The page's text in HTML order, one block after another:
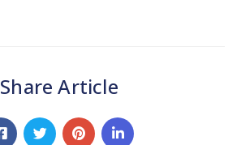
Share Article